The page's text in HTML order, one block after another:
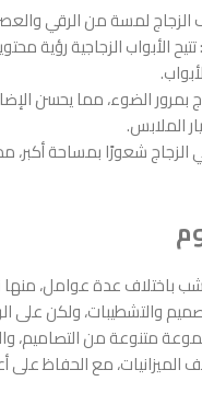
الزجاج لمسة من الرقي
: تتيح الأبواب الزجاجية رؤية
بمرور الضوء، مما يحسن
الملابس.
شعورًا بمساحة أكبر،
باختلاف عدة عوامل،
والتشطيبات، ولكن على
متنوعة من التصاميم،
الميزانيات، مع الحفاظ على